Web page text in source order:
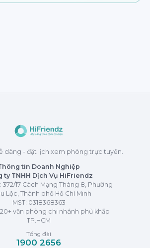
dàng - đặt lịch xem phòng trực tuyến.
tin Doanh Nghiệp
ty TNHH Dịch Vụ HiFriendz
17 Cách Mạng Tháng 8, Phường
Lộc, Thành phố Hồ Chí Minh
MST: 0318368363
văn phòng chi nhánh phủ khắp
TP.HCM
Tổng đài
1900 2656